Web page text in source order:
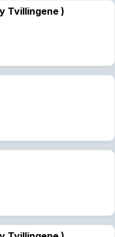
Tvillingene )